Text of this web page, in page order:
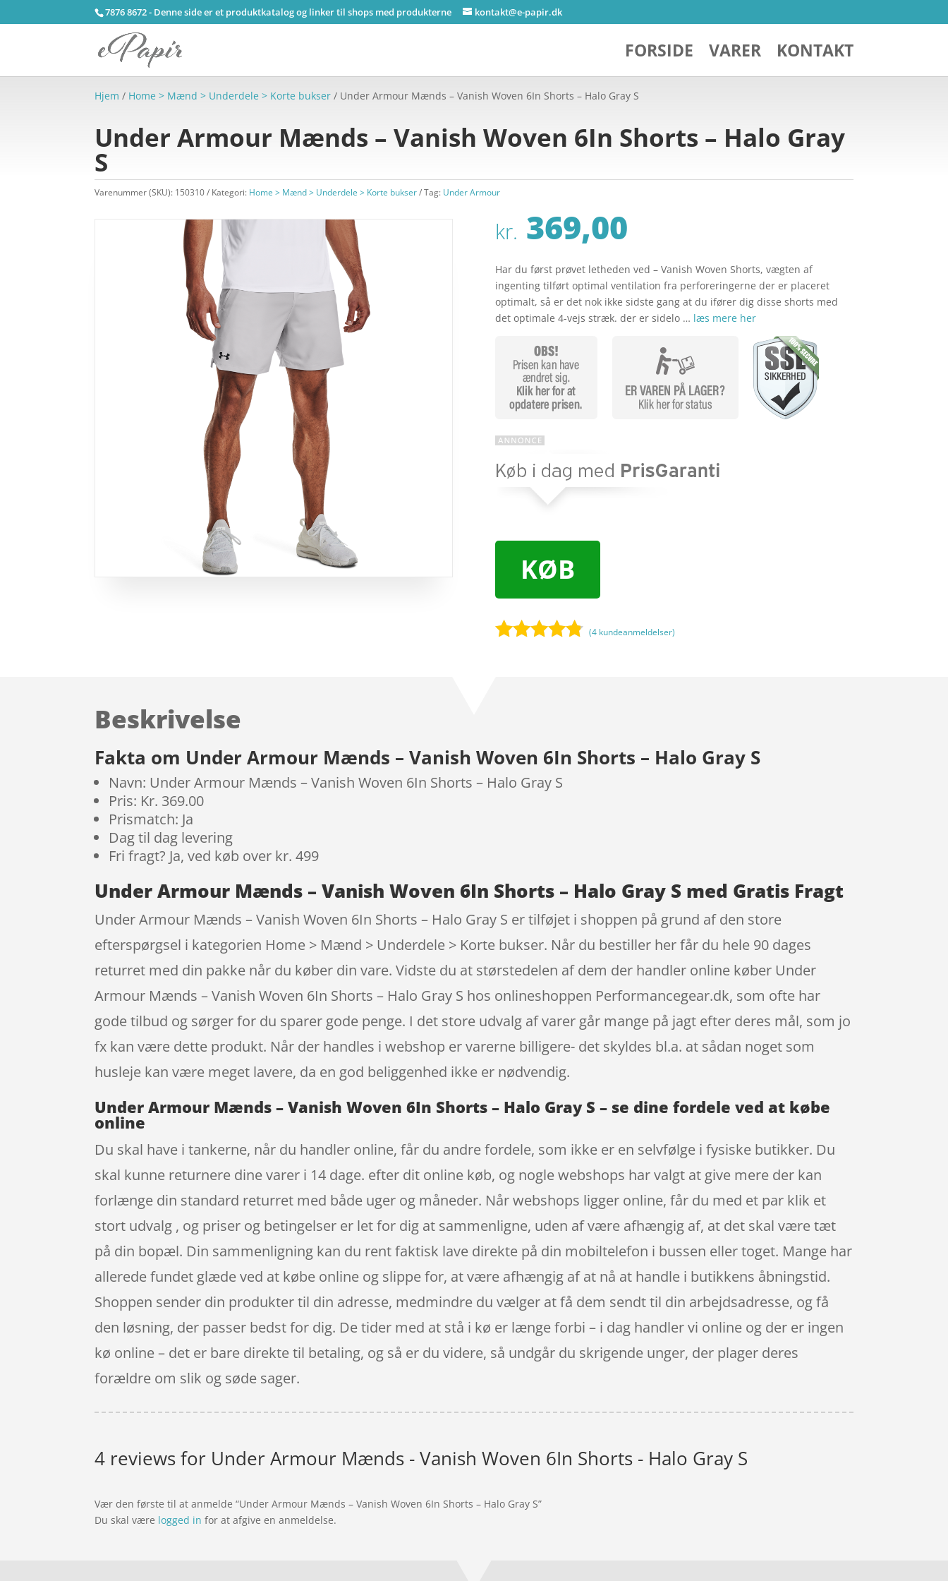
7876 8672 - Denne side er et produktkatalog og linker til shops med produkterne kontakt@e-papir.dk
FORSIDE VARER KONTAKT
Hjem / Home > Mænd > Underdele > Korte bukser / Under Armour Mænds – Vanish Woven 6In Shorts – Halo Gray S
Under Armour Mænds – Vanish Woven 6In Shorts – Halo Gray
S
Varenummer (SKU): 150310 Kategori: Home > Mænd > Underdele > Korte bukser Tag: Under Armour
kr. 369,00
Har du først prøvet letheden ved – Vanish Woven Shorts, vægten af
ingenting tilført optimal ventilation fra perforeringerne der er placeret
optimalt, så er det nok ikke sidste gang at du ifører dig disse shorts med
det optimale 4-vejs stræk. der er sidelo … læs mere her
KØB
(4 kundeanmeldelser)
Beskrivelse
Fakta om Under Armour Mænds – Vanish Woven 6In Shorts – Halo Gray S
Navn: Under Armour Mænds – Vanish Woven 6In Shorts – Halo Gray S
Pris: Kr. 369.00
Prismatch: Ja
Dag til dag levering
Fri fragt? Ja, ved køb over kr. 499
Under Armour Mænds – Vanish Woven 6In Shorts – Halo Gray S med Gratis Fragt
Under Armour Mænds – Vanish Woven 6In Shorts – Halo Gray S er tilføjet i shoppen på grund af den store
efterspørgsel i kategorien Home > Mænd > Underdele > Korte bukser. Når du bestiller her får du hele 90 dages
returret med din pakke når du køber din vare. Vidste du at størstedelen af dem der handler online køber Under
Armour Mænds – Vanish Woven 6In Shorts – Halo Gray S hos onlineshoppen Performancegear.dk, som ofte har
gode tilbud og sørger for du sparer gode penge. I det store udvalg af varer går mange på jagt efter deres mål, som jo
fx kan være dette produkt. Når der handles i webshop er varerne billigere- det skyldes bl.a. at sådan noget som
husleje kan være meget lavere, da en god beliggenhed ikke er nødvendig.
Under Armour Mænds – Vanish Woven 6In Shorts – Halo Gray S – se dine fordele ved at købe
online
Du skal have i tankerne, når du handler online, får du andre fordele, som ikke er en selvfølge i fysiske butikker. Du
skal kunne returnere dine varer i 14 dage. efter dit online køb, og nogle webshops har valgt at give mere der kan
forlænge din standard returret med både uger og måneder. Når webshops ligger online, får du med et par klik et
stort udvalg , og priser og betingelser er let for dig at sammenligne, uden af være afhængig af, at det skal være tæt
på din bopæl. Din sammenligning kan du rent faktisk lave direkte på din mobiltelefon i bussen eller toget. Mange har
allerede fundet glæde ved at købe online og slippe for, at være afhængig af at nå at handle i butikkens åbningstid.
Shoppen sender din produkter til din adresse, medmindre du vælger at få dem sendt til din arbejdsadresse, og få
den løsning, der passer bedst for dig. De tider med at stå i kø er længe forbi – i dag handler vi online og der er ingen
kø online – det er bare direkte til betaling, og så er du videre, så undgår du skrigende unger, der plager deres
forældre om slik og søde sager.
4 reviews for Under Armour Mænds - Vanish Woven 6In Shorts - Halo Gray S
Vær den første til at anmelde “Under Armour Mænds – Vanish Woven 6In Shorts – Halo Gray S”
Du skal være logged in for at afgive en anmeldelse.